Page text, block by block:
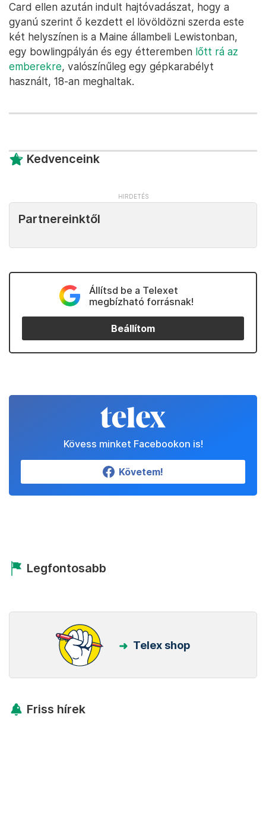
Card ellen azután indult hajtóvadászat, hogy a
gyanú szerint ő kezdett el lövöldözni szerda este
két helyszínen is a Maine állambeli Lewistonban,
egy bowlingpályán és egy étteremben lőtt rá az
emberekre, valószínűleg egy gépkarabélyt
használt, 18-an meghaltak.
Kedvenceink
Partnereinktől
Állítsd be a Telexet
megbízható forrásnak!
Beállítom
Kövess minket Facebookon is!
Követem!
Legfontosabb
Telex shop
Friss hírek